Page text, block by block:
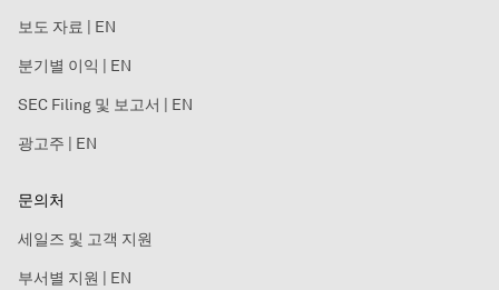
보도 자료 | EN
분기별 이익 | EN
SEC Filing 및 보고서 | EN
광고주 | EN
문의처
세일즈 및 고객 지원
부서별 지원 | EN